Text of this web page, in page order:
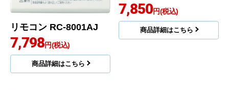
リモコン RC-8001AJ
7,798円(税込)
商品詳細はこちら
7,850円(税込)
商品詳細はこちら